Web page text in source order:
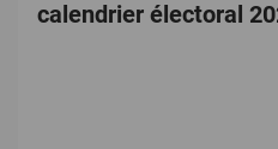
calendrier électoral